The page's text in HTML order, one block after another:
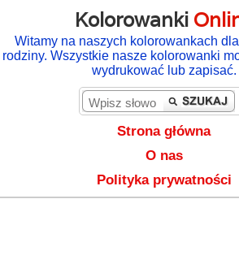
Kolorowanki
Witamy na naszych kolorowankach
rodziny. Wszystkie nasze kolorowanki
wydrukować lub zapisać.
Strona główna
O nas
Polityka prywatności